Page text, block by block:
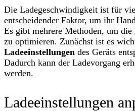
Die Ladegeschwindigkeit ist für
entscheidender Faktor, um ihr
Es gibt mehrere Methoden, um
zu optimieren. Zunächst ist es
Ladeeinstellungen des Geräts
Dadurch kann der Ladevorgang
werden.
Ladeeinstellungen